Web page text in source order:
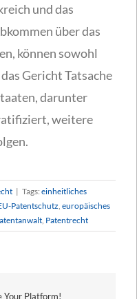
und das
über das
können sowohl
Gericht Tatsache
darunter
weitere
| Tags: einheitliches
Patentschutz europäisches
Patentrecht
Your Platform!